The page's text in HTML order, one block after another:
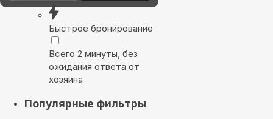
Быстрое бронирование
Всего 2 минуты, без
ожидания ответа от
хозяина
Популярные фильтры